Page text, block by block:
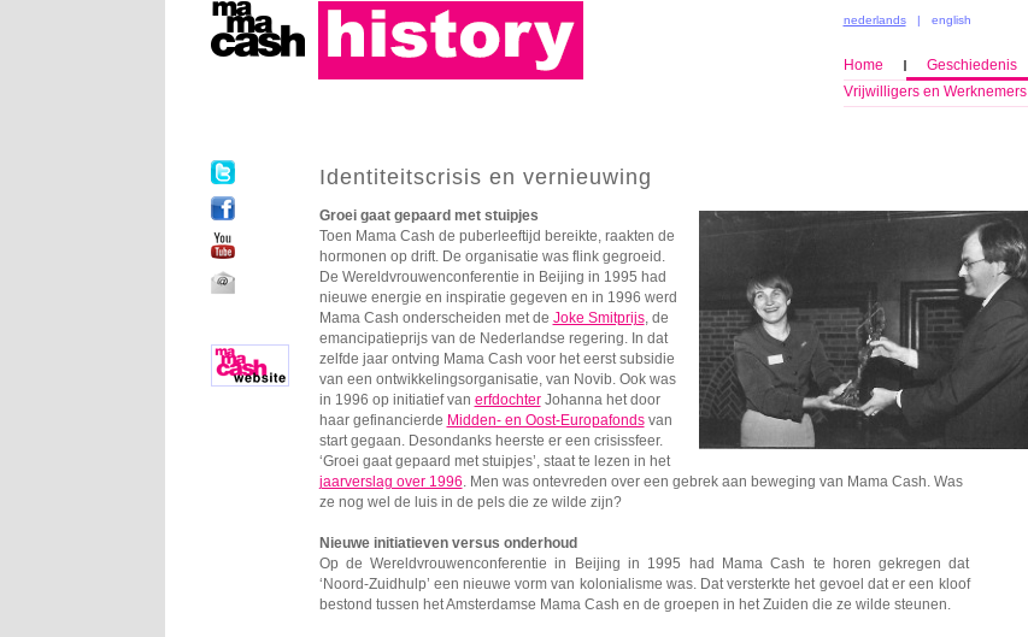
nederlands| english
Home Geschiedenis
Vrijwilligers en Werknemers
Identiteitscrisis en vernieuwing
Groei gaat gepaard met stuipjes
Toen Mama Cash de puberleeftijd bereikte, raakten de
hormonen op drift. De organisatie was flink gegroeid.
De Wereldvrouwenconferentie in Beijing in 1995 had
nieuwe energie en inspiratie gegeven en in 1996 werd
Mama Cash onderscheiden met de Joke Smitprijs, de
emancipatieprijs van de Nederlandse regering. In dat
zelfde jaar ontving Mama Cash voor het eerst subsidie
van een ontwikkelingsorganisatie, van Novib. Ook was
in 1996 op initiatief van erfdochterJohanna het door
haar gefinancierde Midden- en Oost-Europafondsvan
start gegaan. Desondanks heerste er een crisissfeer.
‘Groei gaat gepaard met stuipjes’, staat te lezen in het
jaarverslag over 1996 . Men was ontevreden over een gebrek aan beweging van Mama Cash. Was
ze nog wel de luis in de pels die ze wilde zijn?
Nieuwe initiatieven versus onderhoud
Op de Wereldvrouwenconferentie in Beijing in 1995 had Mama Cash te horen gekregen dat
‘Noord-Zuidhulp’ een nieuwe vorm van kolonialisme was. Dat versterkte het gevoel dat er een kloof
bestond tussen het Amsterdamse Mama Cash en de groepen in het Zuiden die ze wilde steunen.